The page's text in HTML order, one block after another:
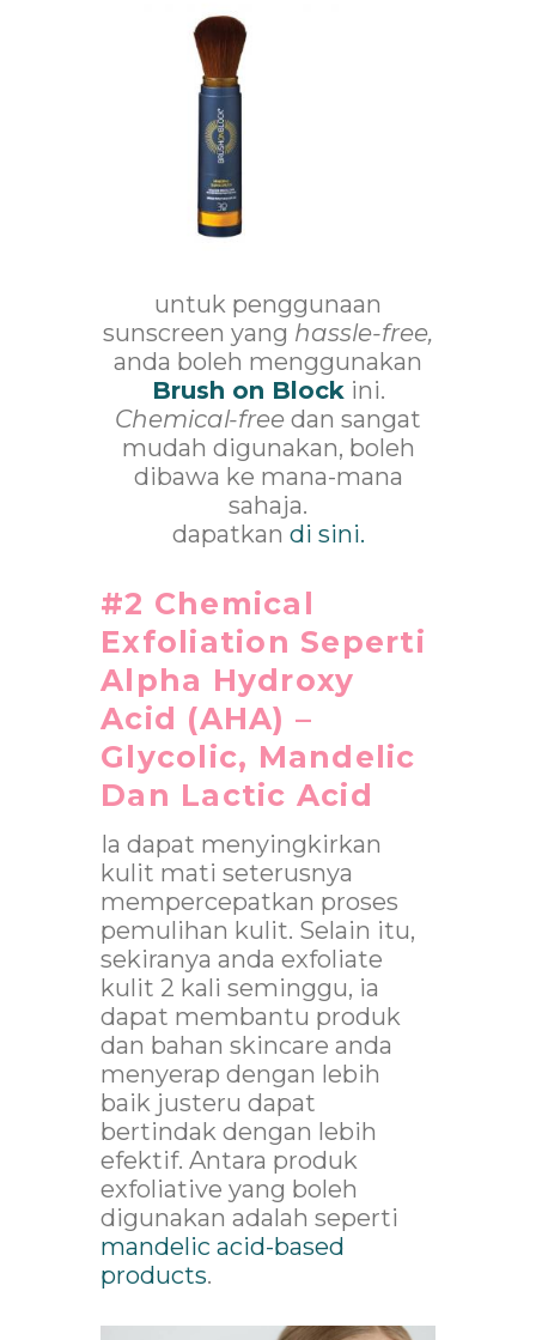
untuk penggunaan
sunscreen yang hassle-free,
anda boleh menggunakan
Brush on Blockini.
Chemical-free dan sangat
mudah digunakan, boleh
dibawa ke mana-mana
sahaja.
dapatkan di sini.
#2 Chemical
Exfoliation Seperti
Alpha Hydroxy
Acid (AHA) –
Glycolic, Mandelic
Dan Lactic Acid
Ia dapat menyingkirkan
kulit mati seterusnya
mempercepatkan proses
pemulihan kulit. Selain itu,
sekiranya anda exfoliate
kulit 2 kali seminggu, ia
dapat membantu produk
dan bahan skincare anda
menyerap dengan lebih
baik justeru dapat
bertindak dengan lebih
efektif. Antara produk
exfoliative yang boleh
digunakan adalah seperti
mandelic acid-based
products.